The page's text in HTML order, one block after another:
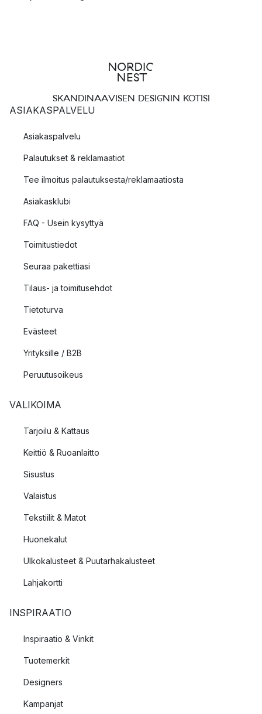
SKANDINAAVISEN DESIGNIN KOTISI
ASIAKASPALVELU
Asiakaspalvelu
Palautukset & reklamaatiot
Tee ilmoitus palautuksesta/reklamaatiosta
Asiakasklubi
FAQ - Usein kysyttyä
Toimitustiedot
Seuraa pakettiasi
Tilaus- ja toimitusehdot
Tietoturva
Evästeet
Yrityksille / B2B
Peruutusoikeus
VALIKOIMA
Tarjoilu & Kattaus
Keittiö & Ruoanlaitto
Sisustus
Valaistus
Tekstiilit & Matot
Huonekalut
Ulkokalusteet & Puutarhakalusteet
Lahjakortti
INSPIRAATIO
Inspiraatio & Vinkit
Tuotemerkit
Designers
Kampanjat